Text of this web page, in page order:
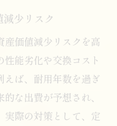
少リスク
産価値減少リスクを高
能劣化や交換コスト
えば、耐用年数を過ぎ
な出費が予想され、
実際の対策として、定